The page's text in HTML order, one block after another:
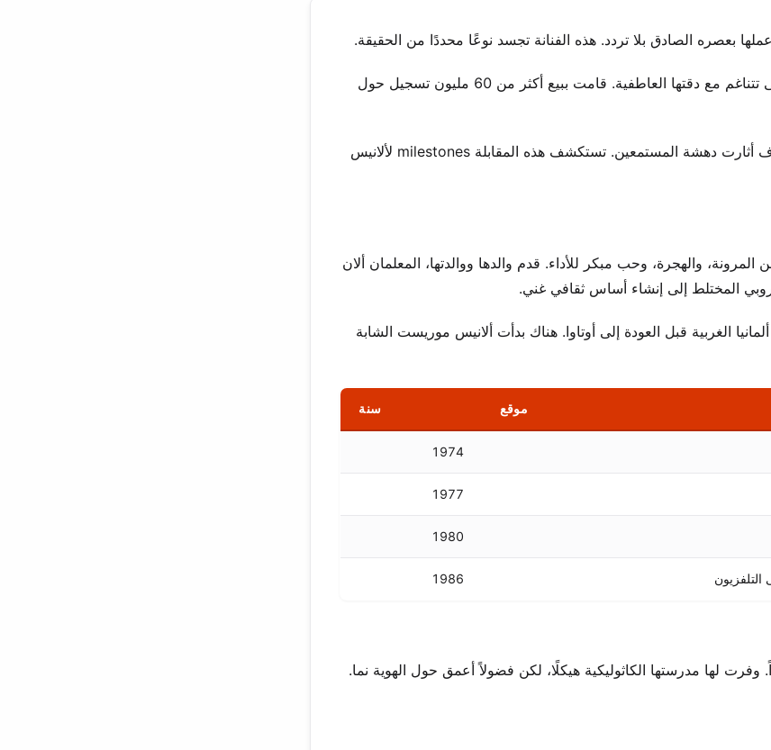
بعصره الصادق بلا تردد. هذه الفنانة تجسد نوعًا محددًا من الحقيقة.
انفجرت مسيرتها المهنية مع ألبوم أصبح ظاهرة عالمية. كانت الموسيقى تتناغم مع دقتها العاطفية. قامت ببيع أكثر من 60 مليون تسجيل حول
صوتها متوسط السوبرانو يحمل نسيجًا ووزنًا فريدين. يقدّم كلمات اعتراف أثارت دهشة المستمعين. تستكشف هذه المقابلة milestones لألانيس
والهجرة، وحب مبكر للأداء. قدم والدها ووالدتها، المعلمان ألان
المختلط إلى إنشاء أساس ثقافي غني.
الغربية قبل العودة إلى أوتاوا. هناك بدأت ألانيس موريست الشابة
موقع سنة
1974
1977
1980
1986
وفرت لها مدرستها الكاثوليكية هيكلًا، لكن فضولاً أعمق حول الهوية نما.